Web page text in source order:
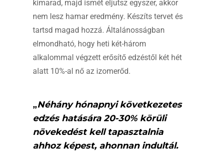
kimarad, majd ismét eljutsz egyszer, akkor
nem lesz hamar eredmény. Készíts tervet és
tartsd magad hozzá. Általánosságban
elmondható, hogy heti két-három
alkalommal végzett erősítő edzéstől két hét
alatt 10%-al nő az izomerőd.
„Néhány hónapnyi következetes
edzés hatására 20-30% körüli
növekedést kell tapasztalnia
ahhoz képest, ahonnan indultál.